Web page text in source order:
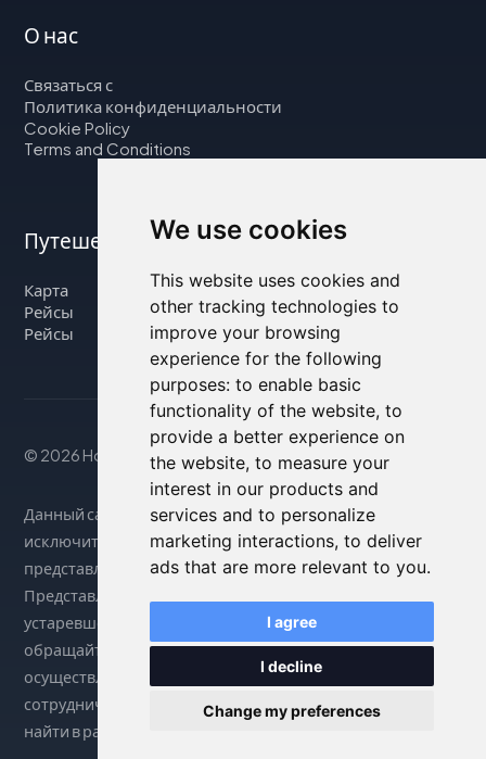
We use cookies
This website uses cookies and
other tracking technologies to
improve your browsing
experience for the following
purposes: to enable basic
functionality of the website, to
provide a better experience on
the website, to measure your
interest in our products and
services and to personalize
marketing interactions, to deliver
ads that are more relevant to you.
I agree
I decline
Change my preferences
О нас
Связаться с
Политика конфиденциальности
Cookie Policy
Terms and Conditions
Путешествуйте с нами
Карта
Рейсы
Рейсы
© 2026 Housity.net
Данный сайт предоставляет информацию
исключительно в справочных целях и никак не связан с
представленными на нем объектами размещения.
Представленная информация может быть неточной или
устаревшей, поэтому за точными сведениями
обращайтесь на официальный сайт. Бронирование
осуществляется через нашего партнера по
сотрудничеству. Более подробную информацию можно
найти в разделе «Юридическое уведомление».